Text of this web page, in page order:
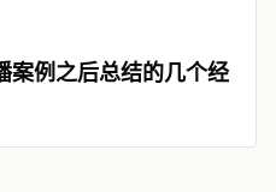
案例之后总结的几个经